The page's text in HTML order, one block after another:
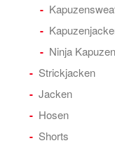
Ninja
Strickjacken
Jacken
Hosen
Shorts